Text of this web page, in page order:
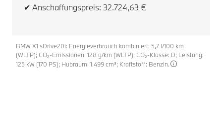
✔ Anschaffungspreis: 32.724,63 €
BMW X1 sDrive20i: Energieverbrauch kombiniert: 5,7 l/100 km
(WLTP); CO₂-Emissionen: 128 g/km (WLTP); CO₂-Klasse: D; Leistung:
125 kW (170 PS); Hubraum: 1.499 cm³; Kraftstoff: Benzin.